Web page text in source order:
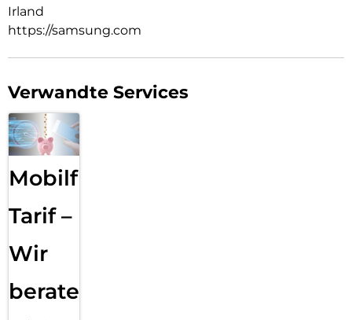
Irland
https://samsung.com
Verwandte Services
Mobilfunk
Tarif –
Wir
beraten